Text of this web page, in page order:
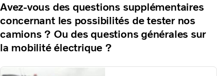
Avez-vous des questions supplémentaires
concernant les possibilités de tester nos
camions ? Ou des questions générales sur
la mobilité électrique ?